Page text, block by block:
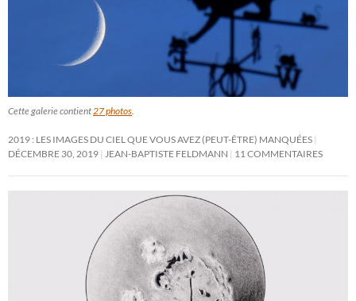
Cette galerie contient27 photos.
2019 : LES IMAGES DU CIEL QUE VOUS AVEZ (PEUT-ÊTRE) MANQUÉES
DÉCEMBRE 30, 2019 JEAN-BAPTISTE FELDMANN 11 COMMENTAIRES